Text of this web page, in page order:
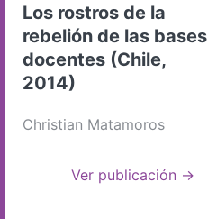
Los rostros de la
rebelión de las bases
docentes (Chile,
2014)
Christian Matamoros
Ver publicación →